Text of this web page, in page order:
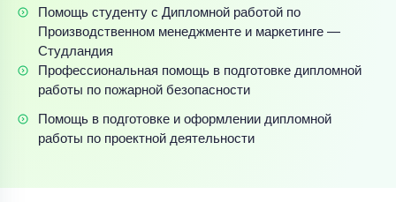
Помощь студенту с Дипломной работой по
Производственном менеджменте и маркетинге —
Студландия
Профессиональная помощь в подготовке дипломной
работы по пожарной безопасности
Помощь в подготовке и оформлении дипломной
работы по проектной деятельности